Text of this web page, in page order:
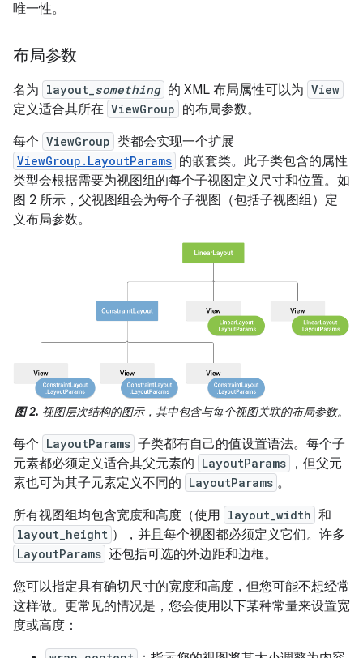
唯一性。
布局参数
名为 layout_ something 的 XML 布局属性可以为 View
定义适合其所在 ViewGroup 的布局参数。
每个 ViewGroup 类都会实现一个扩展
ViewGroup.LayoutParams 的嵌套类。此子类包含的属性
类型会根据需要为视图组的每个子视图定义尺寸和位置。如
图 2 所示，父视图组会为每个子视图（包括子视图组）定
义布局参数。
图 2. 视图层次结构的图示，其中包含与每个视图关联的布局参数。
每个 LayoutParams 子类都有自己的值设置语法。每个子
元素都必须定义适合其父元素的 LayoutParams
，但父元
素也可为其子元素定义不同的 LayoutParams 。
所有视图组均包含宽度和高度（使用 layout_width 和
layout_height ），并且每个视图都必须定义它们。许多
LayoutParams 还包括可选的外边距和边框。
您可以指定具有确切尺寸的宽度和高度，但您可能不想经常
这样做。更常见的情况是，您会使用以下某种常量来设置宽
度或高度：